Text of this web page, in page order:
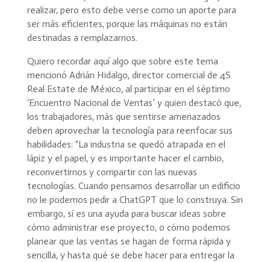
realizar, pero esto debe verse como un aporte para
ser más eficientes, porque las máquinas no están
destinadas a remplazarnos.
Quiero recordar aquí algo que sobre este tema
mencionó Adrián Hidalgo, director comercial de 4S
Real Estate de México, al participar en el séptimo
‘Encuentro Nacional de Ventas’ y quien destacó que,
los trabajadores, más que sentirse amenazados
deben aprovechar la tecnología para reenfocar sus
habilidades: “La industria se quedó atrapada en el
lápiz y el papel, y es importante hacer el cambio,
reconvertirnos y compartir con las nuevas
tecnologías. Cuando pensamos desarrollar un edificio
no le podemos pedir a ChatGPT que lo construya. Sin
embargo, sí es una ayuda para buscar ideas sobre
cómo administrar ese proyecto, o cómo podemos
planear que las ventas se hagan de forma rápida y
sencilla, y hasta qué se debe hacer para entregar la